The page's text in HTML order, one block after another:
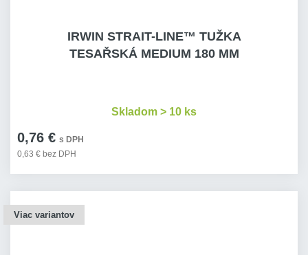
IRWIN STRAIT-LINE™ TUŽKA
TESAŘSKÁ MEDIUM 180 MM
0,76 € s DPH
0,63 € bez DPH
Skladom > 10 ks
Viac variantov